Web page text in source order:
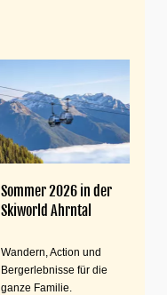
Sommer 2026 in der
Skiworld Ahrntal
Wandern, Action und
Bergerlebnisse für die
ganze Familie.